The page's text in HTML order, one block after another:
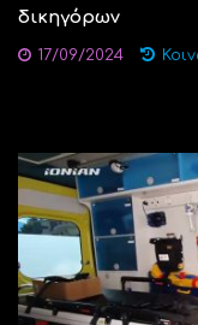
δικηγόρων
17/09/2024